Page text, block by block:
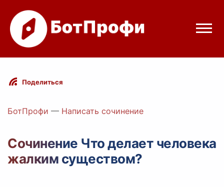
Режимы бота
Цены
Вход с Telegram
Поделиться
БотПрофи — Написать сочинение
Сочинение Что делает человека
жалким существом?